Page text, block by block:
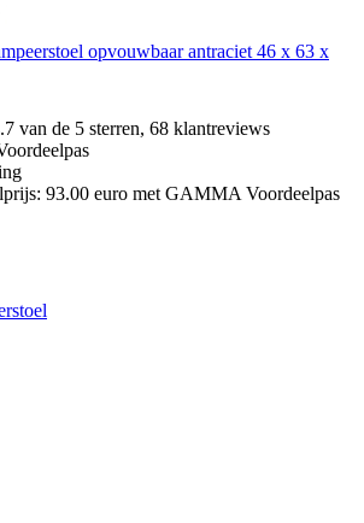
opvouwbaar antraciet 46 x 63 x
van de 5 sterren, 68 klantreviews
93.00 euro met GAMMA Voordeelpas